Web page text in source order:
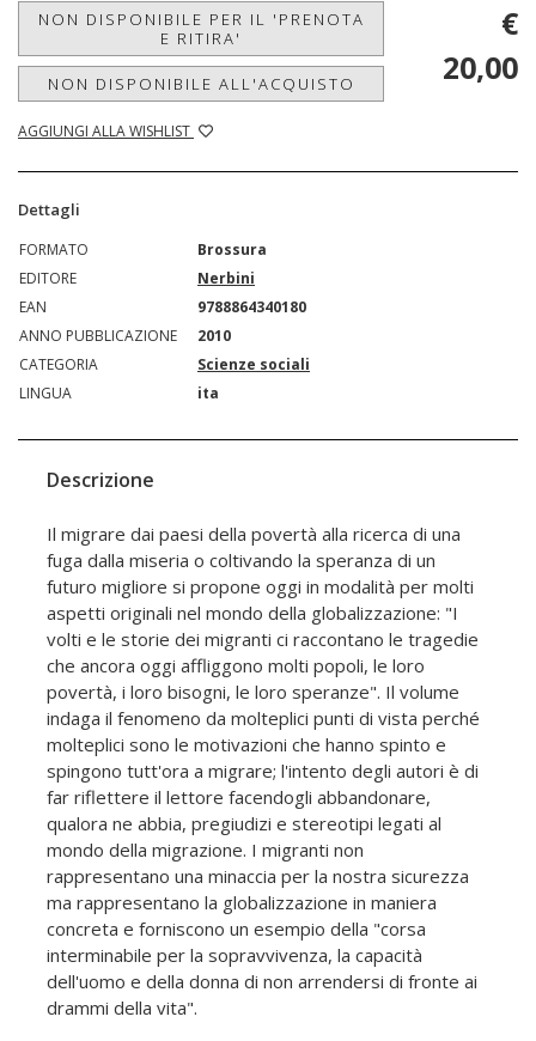
NON DISPONIBILE PER IL 'PRENOTA
E RITIRA'
NON DISPONIBILE ALL'ACQUISTO
AGGIUNGI ALLA WISHLIST
€
20,00
Dettagli
FORMATO
Brossura
EDITORE
Nerbini
EAN
9788864340180
ANNO PUBBLICAZIONE
2010
CATEGORIA
Scienze sociali
LINGUA
ita
Descrizione
Il migrare dai paesi della povertà alla ricerca di una
fuga dalla miseria o coltivando la speranza di un
futuro migliore si propone oggi in modalità per molti
aspetti originali nel mondo della globalizzazione: "I
volti e le storie dei migranti ci raccontano le tragedie
che ancora oggi affliggono molti popoli, le loro
povertà, i loro bisogni, le loro speranze". Il volume
indaga il fenomeno da molteplici punti di vista perché
molteplici sono le motivazioni che hanno spinto e
spingono tutt'ora a migrare; l'intento degli autori è di
far riflettere il lettore facendogli abbandonare,
qualora ne abbia, pregiudizi e stereotipi legati al
mondo della migrazione. I migranti non
rappresentano una minaccia per la nostra sicurezza
ma rappresentano la globalizzazione in maniera
concreta e forniscono un esempio della "corsa
interminabile per la sopravvivenza, la capacità
dell'uomo e della donna di non arrendersi di fronte ai
drammi della vita".